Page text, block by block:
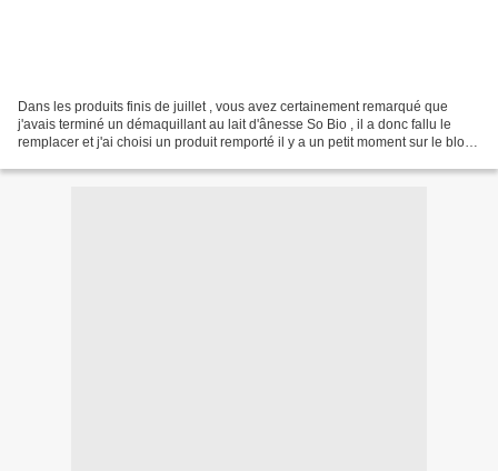
Dans les produits finis de juillet , vous avez certainement remarqué que
j'avais terminé un démaquillant au lait d'ânesse So Bio , il a donc fallu le
remplacer et j'ai choisi un produit remporté il y a un petit moment sur le blog